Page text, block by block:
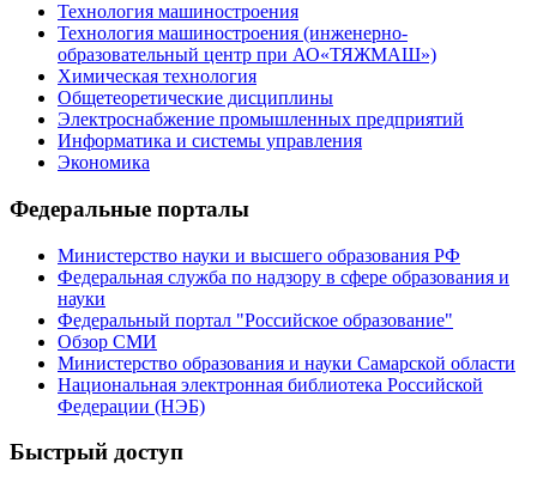
Технология машиностроения
Технология машиностроения (инженерно-
образовательный центр при АО«ТЯЖМАШ»)
Химическая технология
Общетеоретические дисциплины
Электроснабжение промышленных предприятий
Информатика и системы управления
Экономика
Федеральные порталы
Министерство науки и высшего образования РФ
Федеральная служба по надзору в сфере образования и
науки
Федеральный портал "Российское образование"
Обзор СМИ
Министерство образования и науки Самарской области
Национальная электронная библиотека Российской
Федерации (НЭБ)
Быстрый доступ